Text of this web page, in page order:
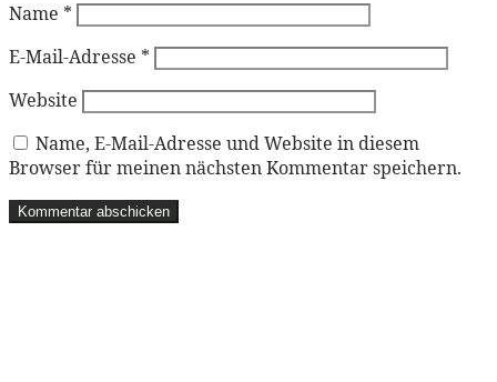
Name *
E-Mail-Adresse *
Website
Name, E-Mail-Adresse und Website in diesem
Browser für meinen nächsten Kommentar speichern.